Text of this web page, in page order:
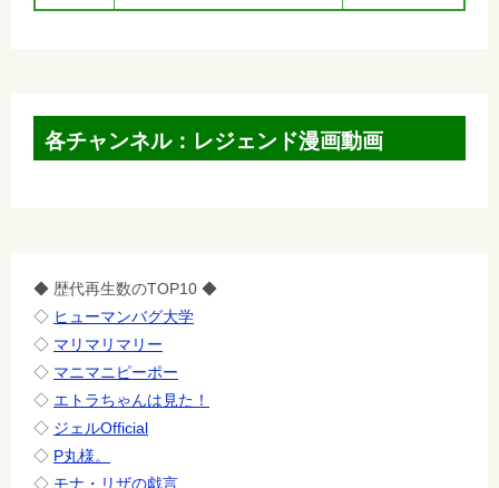
各チャンネル：レジェンド漫画動画
◆ 歴代再生数のTOP10 ◆
◇ ヒューマンバグ大学
◇ マリマリマリー
◇ マニマニピーポー
◇ エトラちゃんは見た！
◇ ジェルOfficial
◇ P丸様。
◇ モナ・リザの戯言